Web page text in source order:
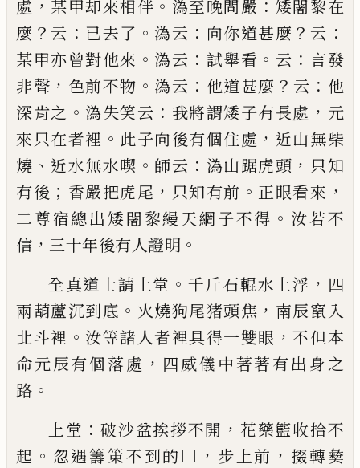
處 ， 某甲却來相伴 。 溈至晚問嚴 ： 矮闍黎在
麼 ？ 云 ： 已去了 。 溈云 ： 向你道甚麼 ？ 云 ：
某甲亦曾對他來 。 溈云 ： 試舉看 。 云 ： 言發
非聲 ， 色前不物 。 溈云 ： 他道甚麼 ？ 云 ： 他
深肯之 。 溈失笑云 ： 我將謂矮子有長處 ， 元
來只在者裡 。 此子向後有個住處 ， 近山無柴
燒 、 近水無水喫 。 師云 ： 溈山踞虎頭 ， 只知
有後 ； 香嚴把虎尾 ， 只知有前 。 正眼看來 ，
二尊宿總出矮闍黎縵天網子不得 。 汝若不
信 ， 三十年後有人證明 。
全真道士請上堂 。 千斤石輥水上浮 ， 四
兩葫蘆沉到底 。 火燒狗尾猪頭焦 ， 南辰竄入
北斗裡 。 汝等諸人者裡具得一雙眼 ，不但本
命元辰有個落處 ， 四威儀中著著有出身之
路 。
上堂 ：破沙盆挨拶不開 ， 花藥籃收拾不
起 。 忽遇籌䇿不到的□ ， 步上前 ， 掇轉𢑱